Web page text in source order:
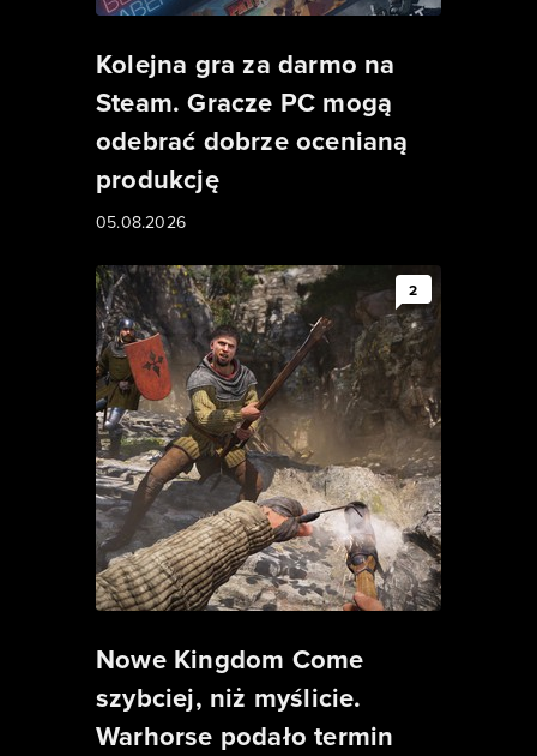
Kolejna gra za darmo na
Steam. Gracze PC mogą
odebrać dobrze ocenianą
produkcję
05.08.2026
2
Nowe Kingdom Come
szybciej, niż myślicie.
Warhorse podało termin